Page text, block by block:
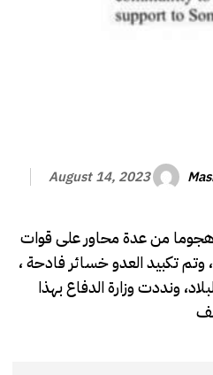
August 14, 2023
، هجوما من عدة محاور على قوات
تكبيد العدو خسائر فادحة ،
ونددت وزارة الدفاع بهذا